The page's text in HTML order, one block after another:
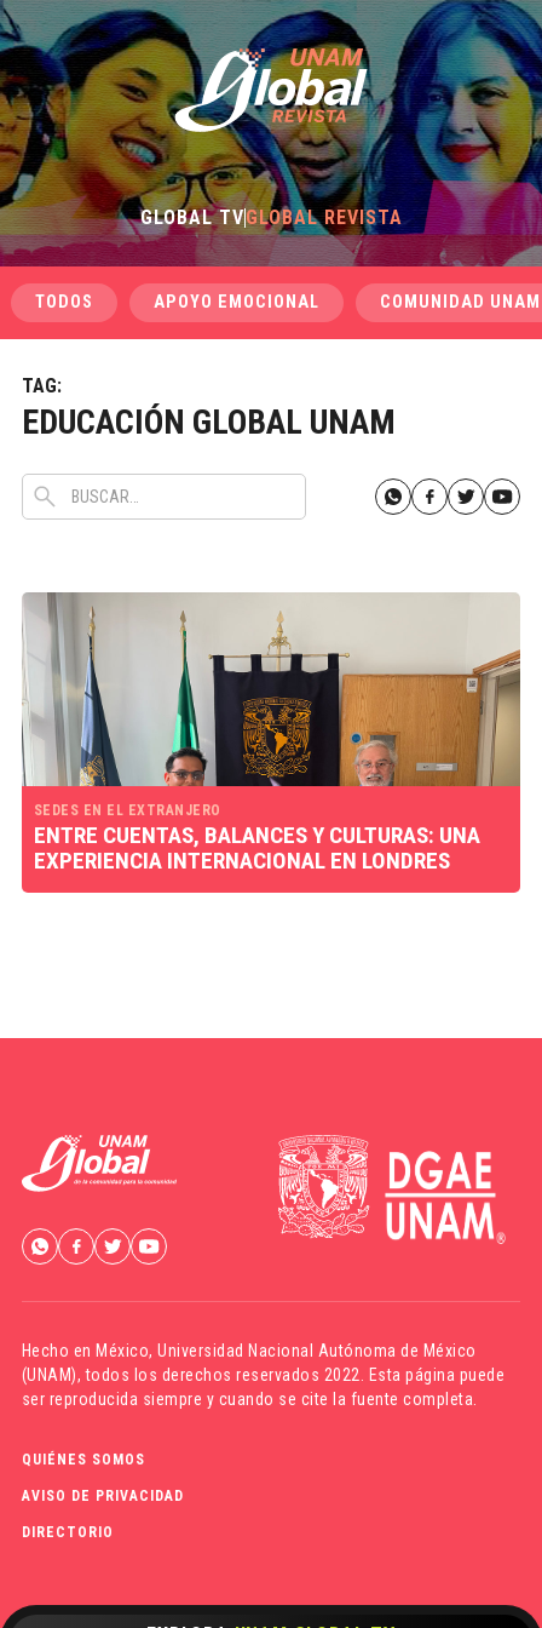
GLOBAL TVGLOBAL REVISTA
TODOS APOYO EMOCIONAL COMUNIDAD UNAM
TAG:
EDUCACIÓN GLOBAL UNAM
SEDES EN EL EXTRANJERO
ENTRE CUENTAS, BALANCES Y CULTURAS: UNA
EXPERIENCIA INTERNACIONAL EN LONDRES
Hecho en México,Universidad Nacional Autónoma de México
(UNAM), todos los derechos reservados 2022. Esta página puede
ser reproducida siempre y cuando se cite la fuente completa.
QUIÉNES SOMOS
AVISO DE PRIVACIDAD
DIRECTORIO